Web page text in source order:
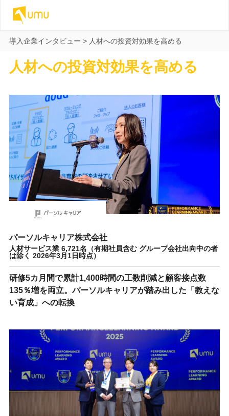
導入企業インタビュー > 人材への投資対効果を高める
人材への投資対効果を高める
パーソルキャリア株式会社
人材サービス業 6,721名（有期社員含む グループ会社出向中の者
は除く 2026年3月1日時点）
研修5カ月間で累計1,400時間の工数削減と顧客接点数
135％増を両立。パーソルキャリアが踏み出した「教えな
い育成」への転換